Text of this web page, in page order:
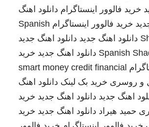
خرید فالوور اینستاگرام دانلود اهنگ
خرید فالوور اینستاگرام Spanish
دانلود اهنگ جدید دانلود اهنگ جدید
Spanish دانلود اهنگ جدید خرید
smart money credit financial
و روسری خرید بک لینک دانلود اهنگ
اهنگ جدید دانلود اهنگ جدید خرید
حمید هیراد دانلود اهنگ جدید خرید